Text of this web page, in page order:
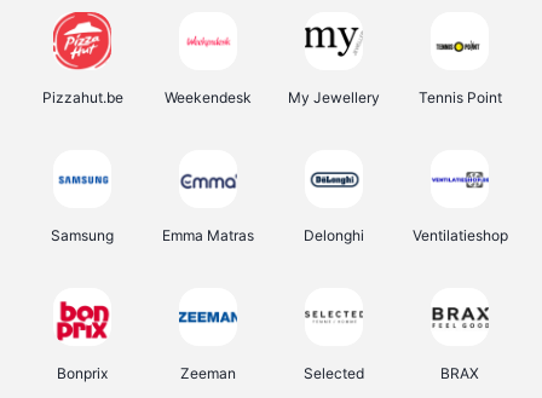
Pizzahut.be Weekendesk My Jewellery Tennis Point
Samsung Emma Matras Delonghi Ventilatieshop
Bonprix Zeeman Selected BRAX